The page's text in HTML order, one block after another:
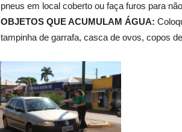
pneus em local coberto ou faça furos para
OBJETOS QUE ACUMULAM ÁGUA:
tampinha de garrafa, casca de ovos, copos